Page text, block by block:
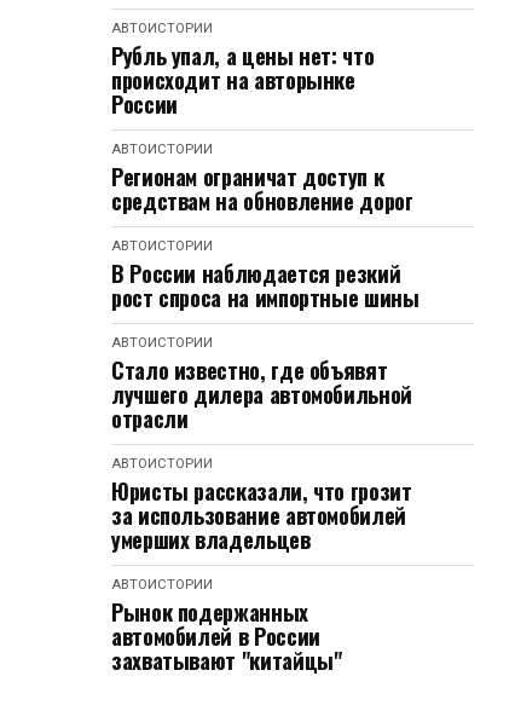
АВТОИСТОРИИ
Рубль упал, а цены нет: что
происходит на авторынке
России
АВТОИСТОРИИ
Регионам ограничат доступ к
средствам на обновление дорог
АВТОИСТОРИИ
В России наблюдается резкий
рост спроса на импортные шины
АВТОИСТОРИИ
Стало известно, где объявят
лучшего дилера автомобильной
отрасли
АВТОИСТОРИИ
Юристы рассказали, что грозит
за использование автомобилей
умерших владельцев
АВТОИСТОРИИ
Рынок подержанных
автомобилей в России
захватывают "китайцы"